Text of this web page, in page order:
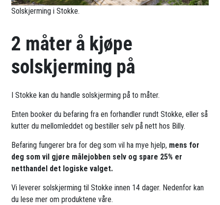
Solskjerming i Stokke.
2 måter å kjøpe
solskjerming på
I Stokke kan du handle solskjerming på to måter.
Enten booker du befaring fra en forhandler rundt Stokke, eller så
kutter du mellomleddet og bestiller selv på nett hos Billy.
Befaring fungerer bra for deg som vil ha mye hjelp, mens for
deg som vil gjøre målejobben selv og spare 25% er
netthandel det logiske valget.
Vi leverer solskjerming til Stokke innen 14 dager. Nedenfor kan
du lese mer om produktene våre.